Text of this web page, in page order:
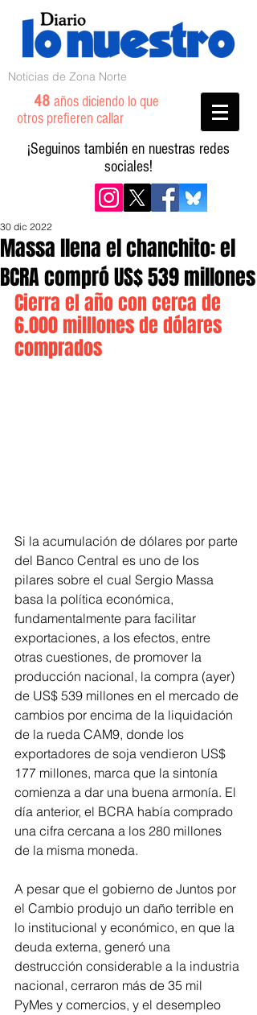
Noticias de Zona Norte
48 años diciendo lo que
otros prefieren callar
¡Seguinos también en nuestras redes
sociales!
Massa llena el chanchito: el
BCRA compró US$ 539 millones
30 dic 2022
Cierra el año con cerca de
6.000 milllones de dólares
comprados
Si la acumulación de dólares por parte
del Banco Central es uno de los
pilares sobre el cual Sergio Massa
basa la política económica,
fundamentalmente para facilitar
exportaciones, a los efectos, entre
otras cuestiones, de promover la
producción nacional, la compra (ayer)
de US$ 539 millones en el mercado de
cambios por encima de la liquidación
de la rueda CAM9, donde los
exportadores de soja vendieron US$
177 millones, marca que la sintonía
comienza a dar una buena armonía. El
día anterior, el BCRA había comprado
una cifra cercana a los 280 millones
de la misma moneda.
A pesar que el gobierno de Juntos por
el Cambio produjo un daño terrible en
lo institucional y económico, en que la
deuda externa, generó una
destrucción considerable a la industria
nacional, cerraron más de 35 mil
PyMes y comercios, y el desempleo